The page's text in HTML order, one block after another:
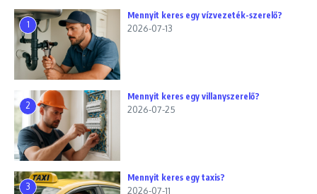
1
Mennyit keres egy vízvezeték-szerelő?
2026-07-13
2
Mennyit keres egy villanyszerelő?
2026-07-25
3
Mennyit keres egy taxis?
2026-07-11